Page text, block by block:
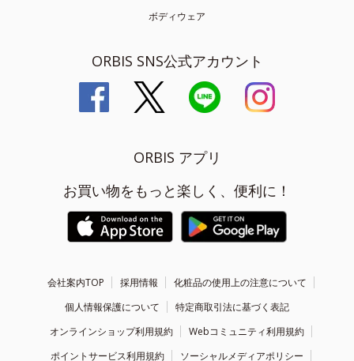
ボディウェア
ORBIS SNS公式アカウント
ORBIS アプリ
お買い物をもっと楽しく、便利に！
会社案内TOP 採用情報
化粧品の使用上の注意について
個人情報保護について
特定商取引法に基づく表記
オンラインショップ利用規約
Webコミュニティ利用規約
ポイントサービス利用規約
ソーシャルメディアポリシー